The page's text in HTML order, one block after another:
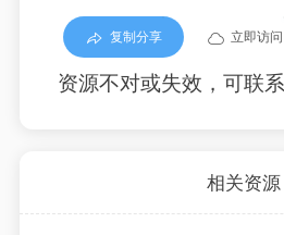
复制分享 立即访问
资源不对或失效，可联
相关资源